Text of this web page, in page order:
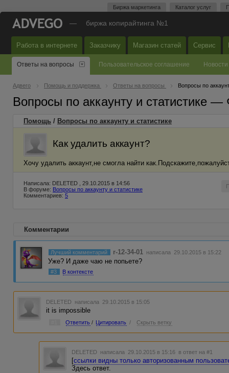
Биржа маркетинга Каталог услуг
— биржа копирайтинга №1
Работа в интернете Заказчику Магазин статей Сервис
Ответы на вопросы Пользовательское соглашение Новости
Адвего Помощь и поддержка Ответы на вопросы Вопросы по
Вопросы по аккаунту и статистике
Помощь / Вопросы по аккаунту и статистике
Как удалить аккаунт?
Хочу удалить аккаунт,не смогла найти
Написала: DELETED , 29.10.2015 в 14:56
В форуме: Вопросы по аккаунту и статистике
Комментариев: 5
Комментарии
Лучший комментарий r-12-34-01 написала 29.10.2015 в 15:22
Уже? И даже чаю не попьете?
#3 В контексте
DELETED написала 29.10.2015 в 15:05
it is impossible
Ответить / Цитировать / Скрыть ветку
DELETED написала 29.10.2015 в 15:16 в ответ на #1
[ссылки видны только авторизованным
Здесь ответ.